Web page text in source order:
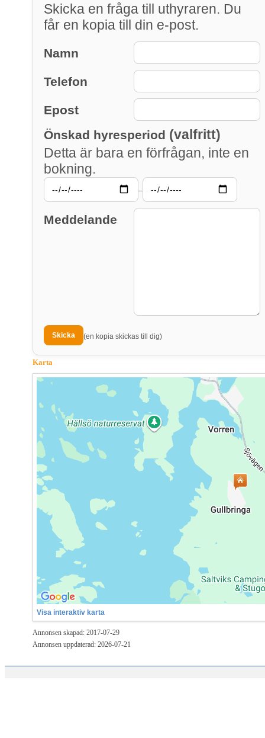
Skicka en fråga till uthyraren. Du
får en kopia till din e-post.
Namn
Telefon
Epost
Önskad hyresperiod (valfritt)
Detta är bara en förfrågan, inte en
bokning.
–
Meddelande
(en kopia skickas till dig)
Karta
Visa interaktiv karta
Annonsen skapad: 2017-07-29
Annonsen uppdaterad: 2026-07-21